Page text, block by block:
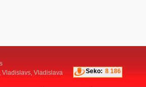
Vladislavs, Vladislava
Seko: 8 186